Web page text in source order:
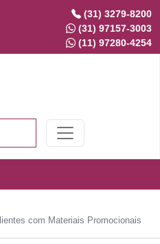
(31) 3279-8200
(31) 97157-3003
(11) 97280-4254
com Materiais Promocionais